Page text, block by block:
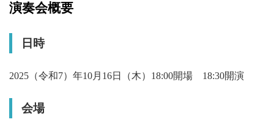
演奏会概要
日時
2025（令和7）年10月16日（木）18:00開場 18:30開演
会場